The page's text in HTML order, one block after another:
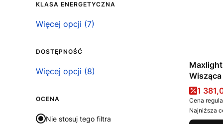
KLASA ENERGETYCZNA
Klasa energetyczna
Więcej opcji (7)
DOSTĘPNOŚĆ
Dostępność
Więcej opcji (8)
OCENA
Nie stosuj tego filtra
Cena
1
Cena
Najniższa